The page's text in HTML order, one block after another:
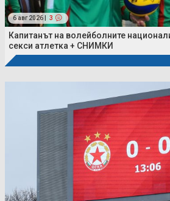
6 авг 2026 | 3
Капитанът на волейболните
секси атлетка + СНИМКИ